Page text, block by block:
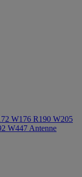
W176 R190 W205
W447 Antenne